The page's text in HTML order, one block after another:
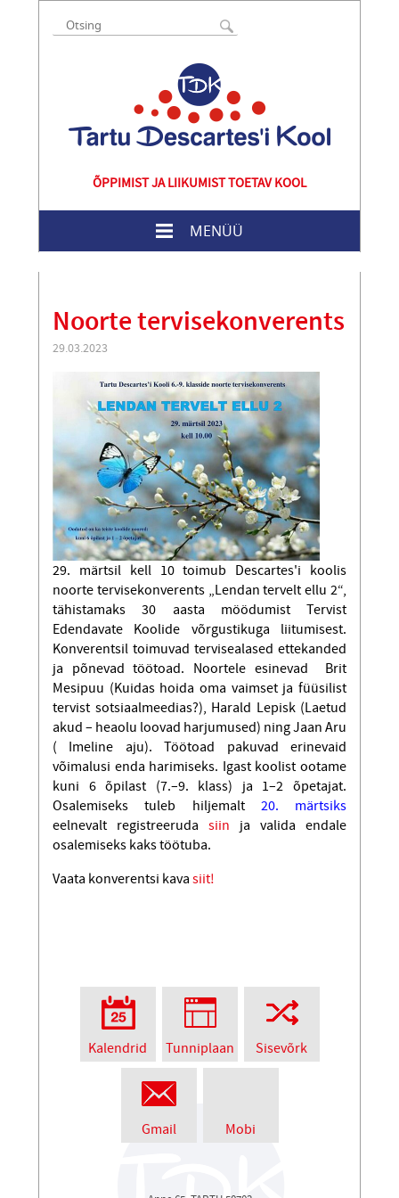
ÕPPIMIST JA LIIKUMIST TOETAV KOOL
MENÜÜ
Noorte tervisekonverents
29.03.2023
29. märtsil kell 10 toimub Descartes'i koolis
noorte tervisekonverents „Lendan tervelt ellu 2“,
tähistamaks 30 aasta möödumist Tervist
Edendavate Koolide võrgustikuga liitumisest.
Konverentsil toimuvad tervisealased ettekanded
ja põnevad töötoad. Noortele esinevad Brit
Mesipuu (Kuidas hoida oma vaimset ja füüsilist
tervist sotsiaalmeedias?), Harald Lepisk (Laetud
akud – heaolu loovad harjumused) ning Jaan Aru
( Imeline aju). Töötoad pakuvad erinevaid
võimalusi enda harimiseks. Igast koolist ootame
kuni 6 õpilast (7.–9. klass) ja 1–2 õpetajat.
Osalemiseks tuleb hiljemalt 20. märtsiks
eelnevalt registreeruda siin ja valida endale
osalemiseks kaks töötuba.
Vaata konverentsi kava siit!
Kalendrid Tunniplaan Sisevõrk
Gmail Mobi